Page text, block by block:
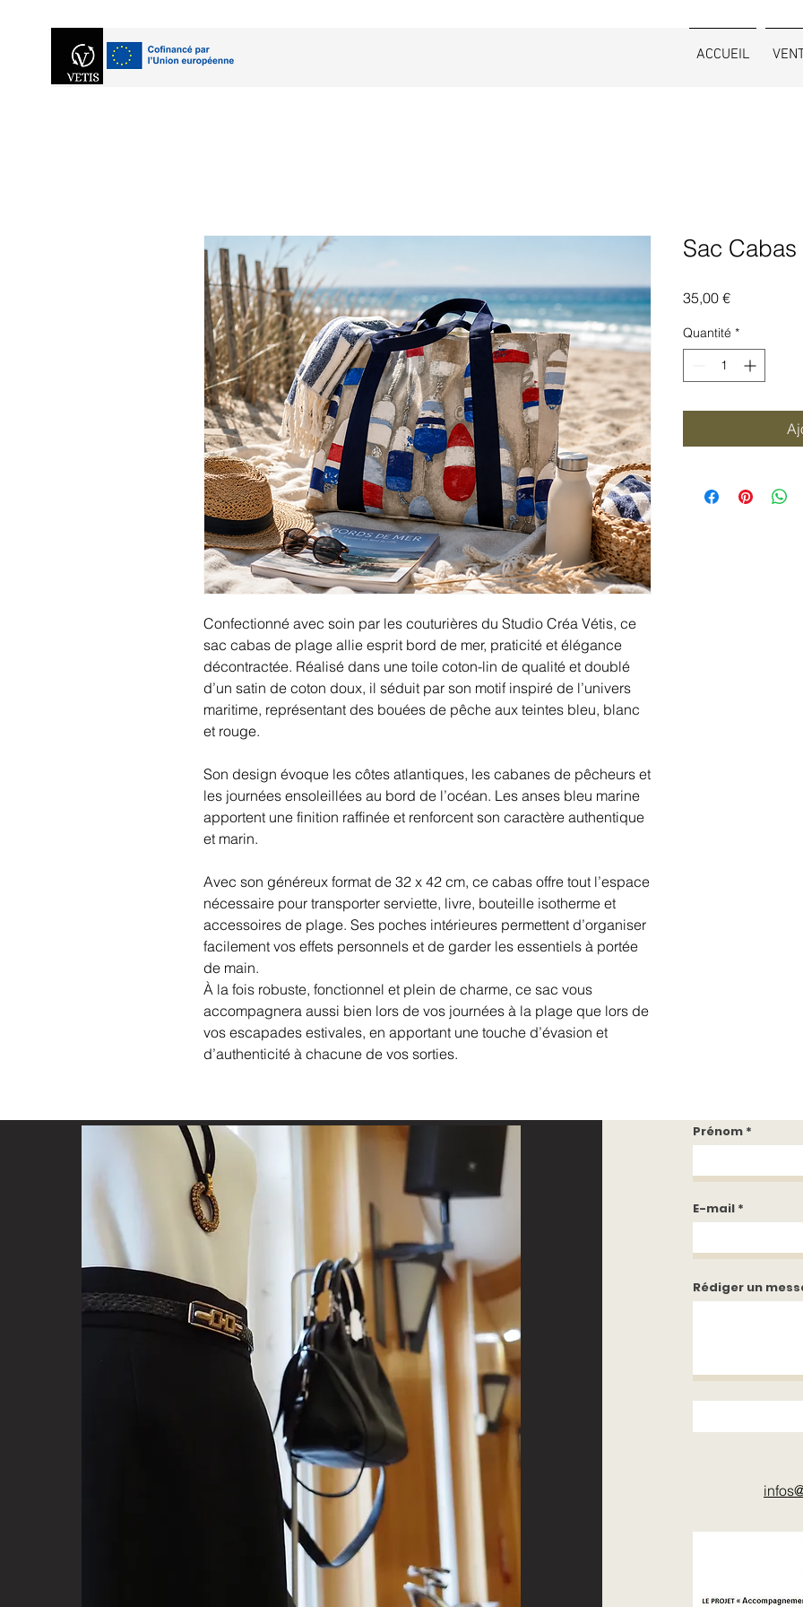
ACCUEIL
Confectionné avec soin par les couturières du Studio Créa Vétis, ce
sac cabas de plage allie esprit bord de mer, praticité et élégance
décontractée. Réalisé dans une toile coton-lin de qualité et doublé
d’un satin de coton doux, il séduit par son motif inspiré de l’univers
maritime, représentant des bouées de pêche aux teintes bleu, blanc
et rouge.
Son design évoque les côtes atlantiques, les cabanes de pêcheurs et
les journées ensoleillées au bord de l’océan. Les anses bleu marine
apportent une finition raffinée et renforcent son caractère authentique
et marin.
Avec son généreux format de 32 x 42 cm, ce cabas offre tout l’espace
nécessaire pour transporter serviette, livre, bouteille isotherme et
accessoires de plage. Ses poches intérieures permettent d’organiser
facilement vos effets personnels et de garder les essentiels à portée
de main.
À la fois robuste, fonctionnel et plein de charme, ce sac vous
accompagnera aussi bien lors de vos journées à la plage que lors de
vos escapades estivales, en apportant une touche d’évasion et
d’authenticité à chacune de vos sorties.
Sac
35,00 €Prix
Quantité *
Prénom
E-mail
Rédiger un
infos